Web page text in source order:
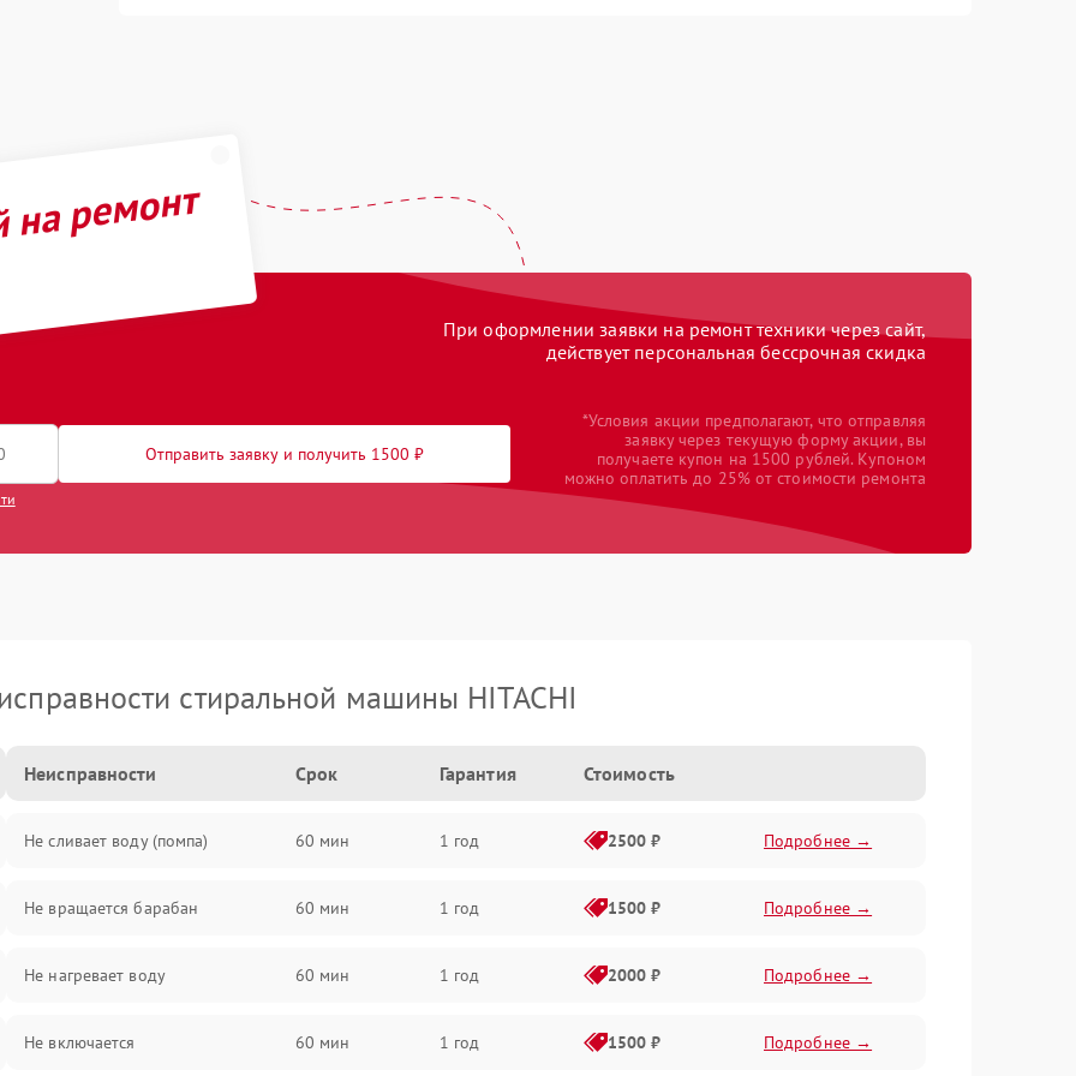
ремонт
При оформлении заявки на ремонт техники через сайт,
действует персональная бессрочная скидка
Отправить заявку и получить 1500 ₽
*Условия акции предполагают, что отправляя
заявку через текущую форму акции, вы
получаете купон на 1500 рублей. Купоном
можно оплатить до 25% от стоимости ремонта
стиральной машины HITACHI
Неисправности Срок Гарантия Стоимость
Не сливает воду (помпа) 60 мин 1 год 2500 ₽ Подробнее →
Не вращается барабан 60 мин 1 год 1500 ₽ Подробнее →
Не нагревает воду 60 мин 1 год 2000 ₽ Подробнее →
Не включается 60 мин 1 год 1500 ₽ Подробнее →